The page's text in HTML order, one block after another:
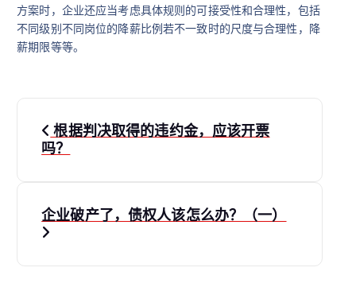
方案时，企业还应当考虑具体规则的可接受性和合理性，包括
不同级别不同岗位的降薪比例若不一致时的尺度与合理性，降
薪期限等等。
文
章
航
根据判决取得的违约金，应该开票
吗？
企业破产了，债权人该怎么办？（一）